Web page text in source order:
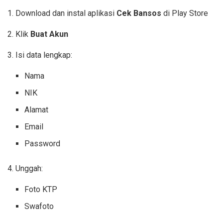
1. Download dan instal aplikasi Cek Bansos di Play Store
2. Klik Buat Akun
3. Isi data lengkap:
Nama
NIK
Alamat
Email
Password
4. Unggah:
Foto KTP
Swafoto